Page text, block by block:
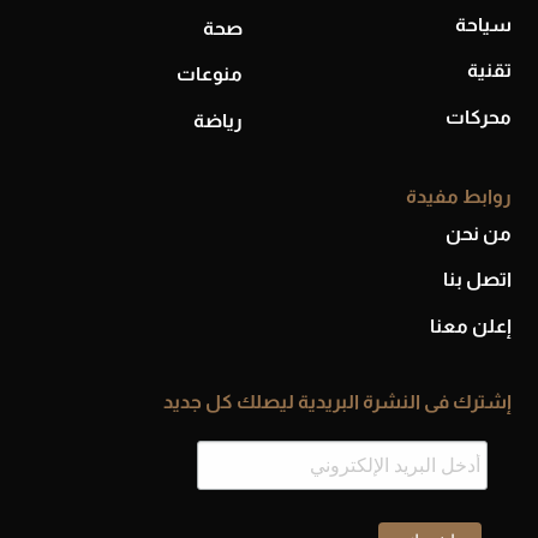
سياحة
تقنية
محركات
صحة
منوعات
رياضة
روابط مفيدة
من نحن
اتصل بنا
إعلن معنا
إشترك فى النشرة البريدية ليصلك كل جديد